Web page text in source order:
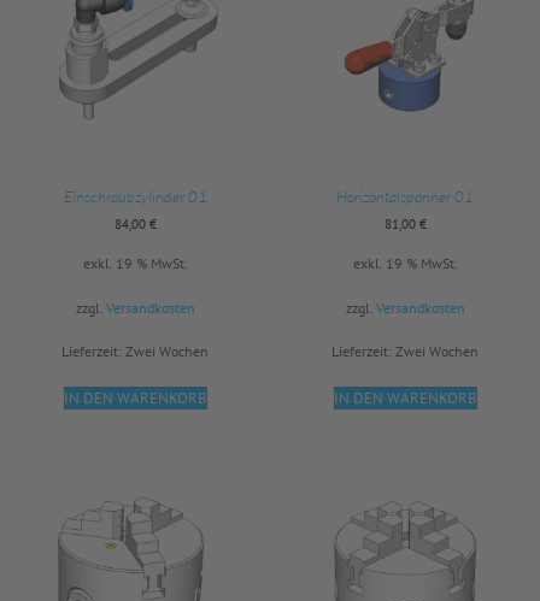
Einschraubzylinder 01
84,00 €
exkl. 19 % MwSt.
zzgl. Versandkosten
Lieferzeit: Zwei Wochen
IN DEN WARENKORB
Horizontalspanner 01
81,00 €
exkl. 19 % MwSt.
zzgl. Versandkosten
Lieferzeit: Zwei Wochen
IN DEN WARENKORB